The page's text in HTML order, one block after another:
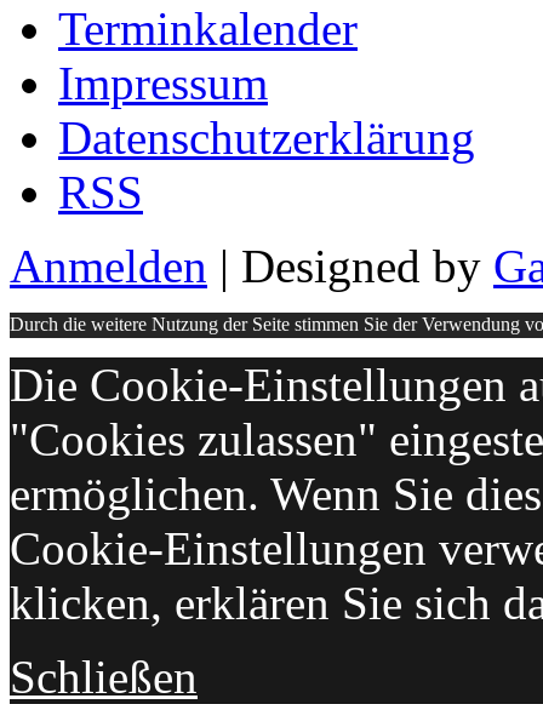
Terminkalender
Impressum
Datenschutzerklärung
RSS
Anmelden | Designed by
Durch die weitere Nutzung der Seite stimmen Sie der Verwendung
Die Cookie-Einstellungen
"Cookies zulassen"
ermöglichen. Wenn Sie
Cookie-Einstellungen
klicken, erklären Sie sich
Schließen